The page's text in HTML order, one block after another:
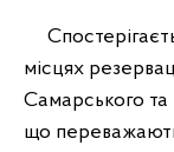
місцях
Самарського та
що